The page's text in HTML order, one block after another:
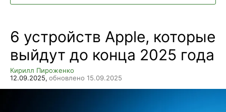
6 устройств Apple, которые
выйдут до конца 2025 года
Кирилл Пироженко
12.09.2025, обновлено 15.09.2025